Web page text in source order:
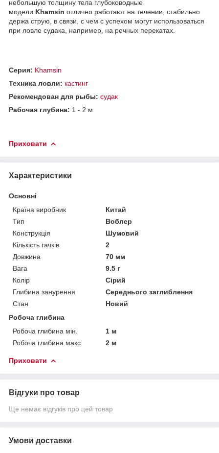
небольшую толщину тела глубоководные
модели Khamsin отлично работают на течении, стабильно
держа струю, в связи, с чем с успехом могут использоваться
при ловле судака, например, на речных перекатах.
Серия: Khamsin
Техника ловли: кастинг
Рекомендован для рыбы: судак
Рабочая глубина: 1 - 2 м
Приховати
Характеристики
Основні
Країна виробник
Китай
Тип
Воблер
Конструкція
Шумовий
Кількість гачків
2
Довжина
70 мм
Вага
9.5 г
Колір
Сірий
Глибина занурення
Середнього заглиблення
Стан
Новий
Робоча глибина
Робоча глибина мін.
1 м
Робоча глибина макс.
2 м
Приховати
Відгуки про товар
Ще немає відгуків про цей товар
Умови доставки